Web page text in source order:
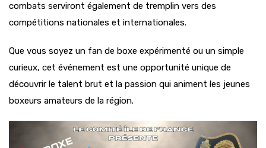
combats serviront également de tremplin vers des
compétitions nationales et internationales.
Que vous soyez un fan de boxe expérimenté ou un simple
curieux, cet événement est une opportunité unique de
découvrir le talent brut et la passion qui animent les jeunes
boxeurs amateurs de la région.